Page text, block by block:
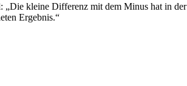
„Die kleine Differenz mit dem Minus hat in
Ergebnis.“